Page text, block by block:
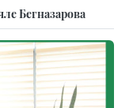
Бегназарова